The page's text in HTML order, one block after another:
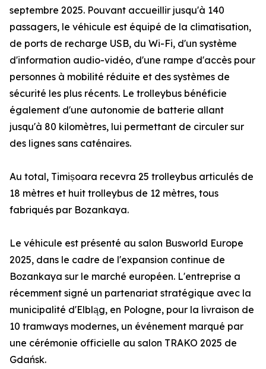
septembre 2025. Pouvant accueillir jusqu'à 140
passagers, le véhicule est équipé de la climatisation,
de ports de recharge USB, du Wi-Fi, d'un système
d'information audio-vidéo, d'une rampe d'accès pour
personnes à mobilité réduite et des systèmes de
sécurité les plus récents. Le trolleybus bénéficie
également d'une autonomie de batterie allant
jusqu'à 80 kilomètres, lui permettant de circuler sur
des lignes sans caténaires.
Au total, Timișoara recevra 25 trolleybus articulés de
18 mètres et huit trolleybus de 12 mètres, tous
fabriqués par Bozankaya.
Le véhicule est présenté au salon Busworld Europe
2025, dans le cadre de l'expansion continue de
Bozankaya sur le marché européen. L'entreprise a
récemment signé un partenariat stratégique avec la
municipalité d'Elbląg, en Pologne, pour la livraison de
10 tramways modernes, un événement marqué par
une cérémonie officielle au salon TRAKO 2025 de
Gdańsk.